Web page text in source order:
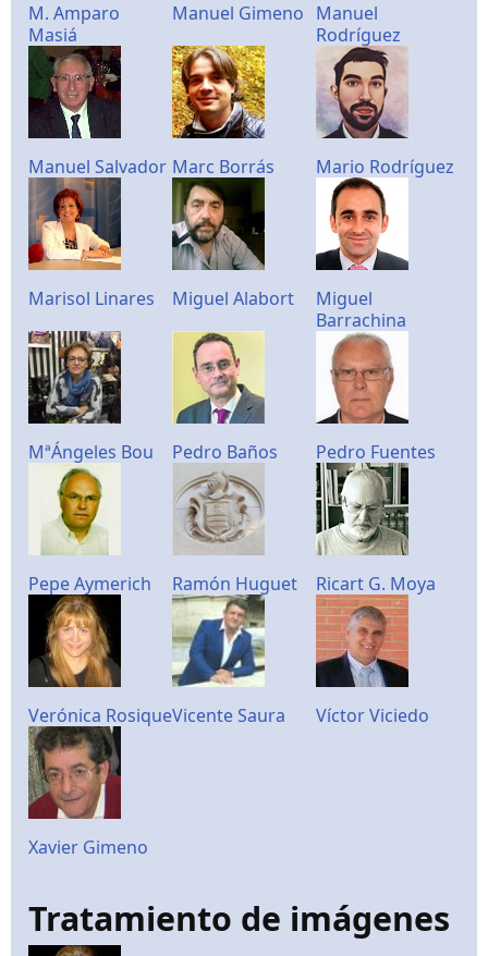
M. Amparo
Masiá
Manuel Gimeno Manuel
Rodríguez
Manuel Salvador Marc Borrás Mario Rodríguez
Marisol Linares Miguel Alabort
Miguel
Barrachina
MªÁngeles Bou Pedro Baños Pedro Fuentes
Pepe Aymerich Ramón Huguet Ricart G. Moya
Verónica RosiqueVicente Saura Víctor Viciedo
Xavier Gimeno
Tratamiento de imágenes